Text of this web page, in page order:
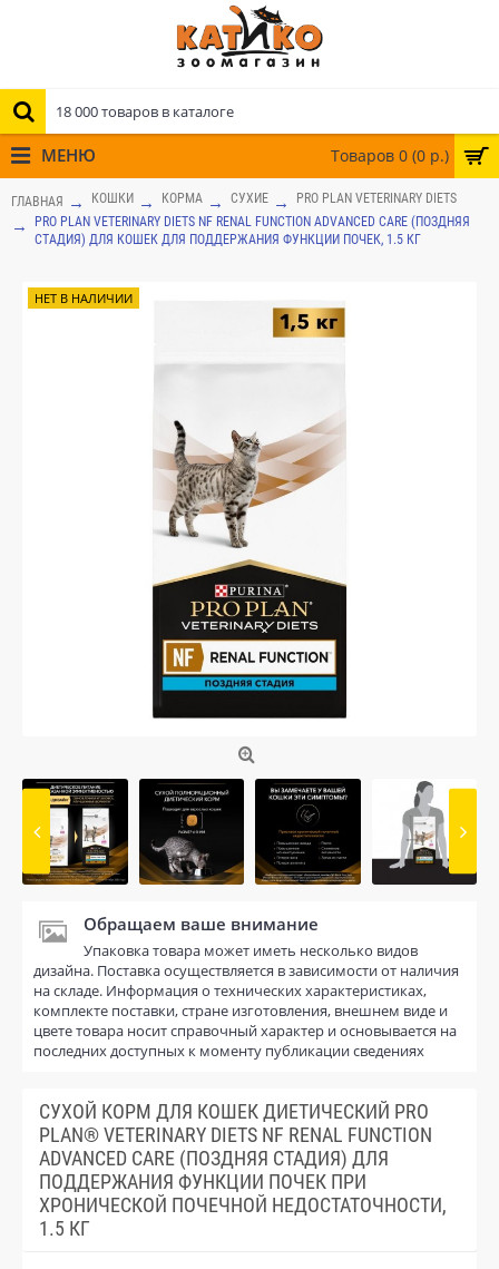
Товаров 0 (0 р.)
МЕНЮ
ГЛАВНАЯ КОШКИ КОРМА СУХИЕ
PRO PLAN VETERINARY DIETS
PRO PLAN VETERINARY DIETS NF RENAL FUNCTION ADVANCED CARE (ПОЗДНЯЯ
СТАДИЯ) ДЛЯ КОШЕК ДЛЯ ПОДДЕРЖАНИЯ ФУНКЦИИ ПОЧЕК, 1.5 КГ
НЕТ В НАЛИЧИИ
Обращаем ваше внимание
Упаковка товара может иметь несколько видов
дизайна. Поставка осуществляется в зависимости от наличия
на складе. Информация о технических характеристиках,
комплекте поставки, стране изготовления, внешнем виде и
цвете товара носит справочный характер и основывается на
последних доступных к моменту публикации сведениях
СУХОЙ КОРМ ДЛЯ КОШЕК ДИЕТИЧЕСКИЙ PRO
PLAN® VETERINARY DIETS NF RENAL FUNCTION
ADVANCED CARE (ПОЗДНЯЯ СТАДИЯ) ДЛЯ
ПОДДЕРЖАНИЯ ФУНКЦИИ ПОЧЕК ПРИ
ХРОНИЧЕСКОЙ ПОЧЕЧНОЙ НЕДОСТАТОЧНОСТИ,
1.5 КГ